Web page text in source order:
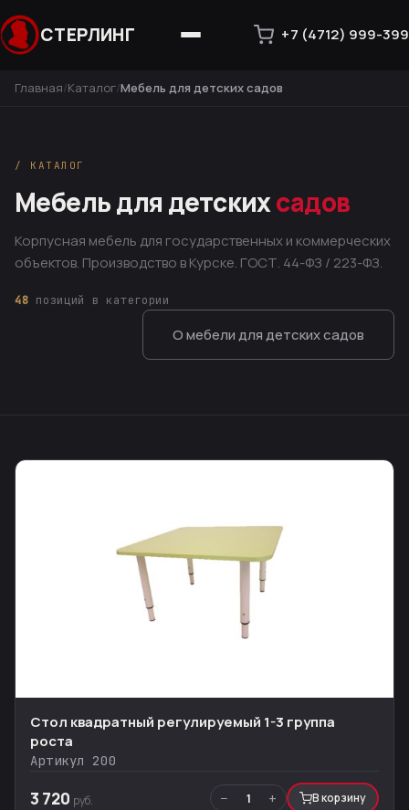
СТЕРЛИНГ +7 (4712) 999-399
Главная Каталог Мебель для детских садов
/ КАТАЛОГ
Мебель для детскихсадов
Корпусная мебель для государственных и коммерческих
объектов. Производство в Курске. ГОСТ. 44-ФЗ / 223-ФЗ.
48 позиций в категории
О мебели для детских садов
Стол квадратный регулируемый 1-3 группа
роста
Артикул 200
3 720 руб. − 1 + В корзину